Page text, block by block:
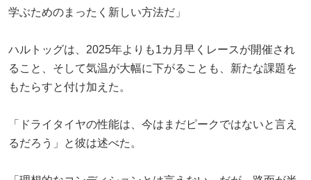
学ぶためのまったく新しい方法だ」
ハルトッグは、2025年よりも1カ月早くレースが開催され
ること、そして気温が大幅に下がることも、新たな課題を
もたらすと付け加えた。
「ドライタイヤの性能は、今はまだピークではないと言え
るだろう」と彼は述べた。